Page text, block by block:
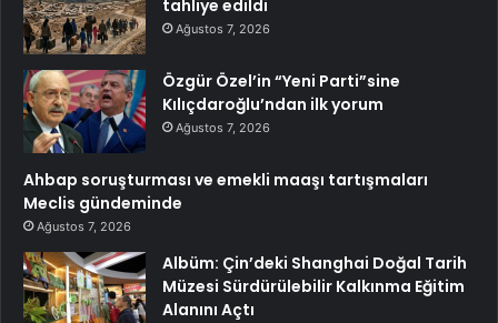
tahliye edildi
Ağustos 7, 2026
Özgür Özel’in “Yeni Parti”sine
Kılıçdaroğlu’ndan ilk yorum
Ağustos 7, 2026
Ahbap soruşturması ve emekli maaşı tartışmaları
Meclis gündeminde
Ağustos 7, 2026
Albüm: Çin’deki Shanghai Doğal Tarih
Müzesi Sürdürülebilir Kalkınma Eğitim
Alanını Açtı